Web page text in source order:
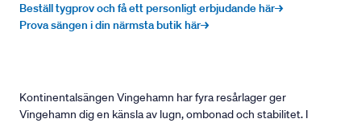
Beställ tygprov och få ett personligt erbjudande här→
Prova sängen i din närmsta butik här→
Kontinentalsängen Vingehamn har fyra resårlager ger
Vingehamn dig en känsla av lugn, ombonad och stabilitet. I